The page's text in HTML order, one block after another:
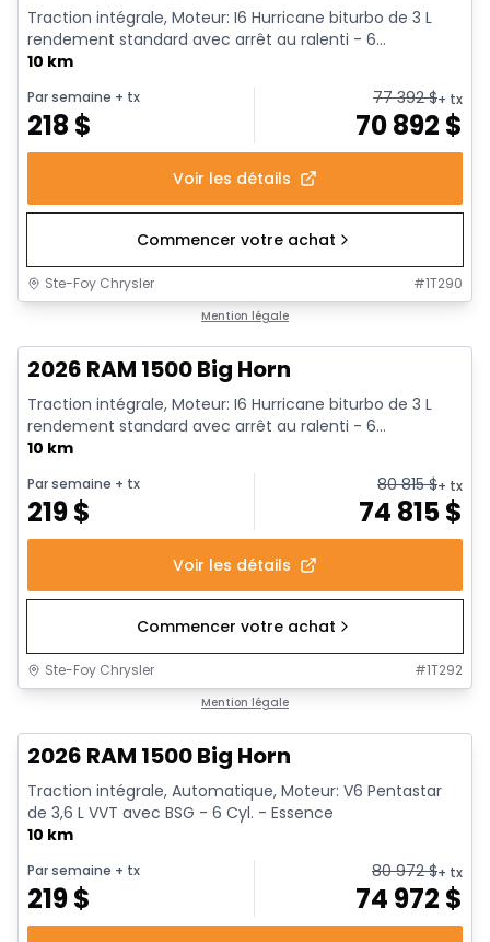
Traction intégrale, Moteur: I6 Hurricane biturbo de 3 L
rendement standard avec arrêt au ralenti - 6...
10 km
Par semaine + tx
218 $
77 392$+ tx
70 892 $
Voir les détails
Commencer votre achat
Ste-Foy Chrysler #1T290
Mention légale
2026 RAM 1500 Big Horn
Traction intégrale, Moteur: I6 Hurricane biturbo de 3 L
rendement standard avec arrêt au ralenti - 6...
10 km
Par semaine + tx
219$
80 815$+ tx
74 815$
Voir les détails
Commencer votre achat
Ste-Foy Chrysler #1T292
Mention légale
2026 RAM 1500 Big Horn
Traction intégrale, Automatique, Moteur: V6 Pentastar
de 3,6 L VVT avec BSG - 6 Cyl. - Essence
10 km
Par semaine + tx
219$
80 972$+ tx
74 972 $